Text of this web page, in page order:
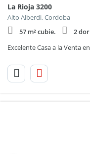
La Rioja 3200
Alto Alberdi, Cordoba
57 m² cubie.
2
Excelente Casa a la Venta